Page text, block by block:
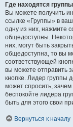
Где находятся
Вы можете получить
ссылке «Группы» в
одну из них, нажмите
общедоступны.
них, могут быть
общедоступна, то вы
соответствующей
вы можете отправить
кнопке. Лидер группы
может спросить,
беспокойте лидера
быть для этого свои
Вернуться к началу